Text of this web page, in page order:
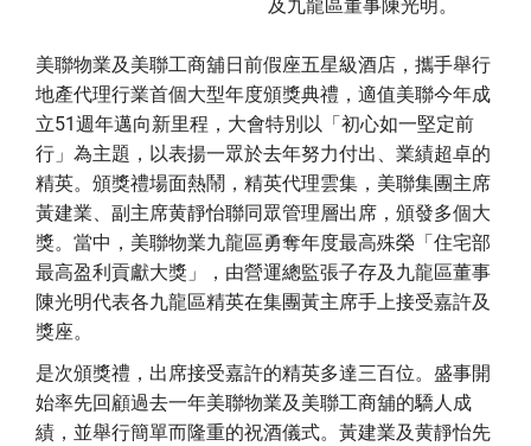
及九龍區董事陳光明。
美聯物業及美聯工商舖日前假座五星級酒店，攜手舉行
地產代理行業首個大型年度頒獎典禮，適值美聯今年成
立51週年邁向新里程，大會特別以「初心如一堅定前
行」為主題，以表揚一眾於去年努力付出、業績超卓的
精英。頒獎禮場面熱鬧，精英代理雲集，美聯集團主席
黃建業、副主席黄靜怡聯同眾管理層出席，頒發多個大
獎。當中，美聯物業九龍區勇奪年度最高殊榮「住宅部
最高盈利貢獻大獎」，由營運總監張子存及九龍區董事
陳光明代表各九龍區精英在集團黃主席手上接受嘉許及
獎座。
是次頒獎禮，出席接受嘉許的精英多達三百位。盛事開
始率先回顧過去一年美聯物業及美聯工商舖的驕人成
績，並舉行簡單而隆重的祝酒儀式。黃建業及黄靜怡先